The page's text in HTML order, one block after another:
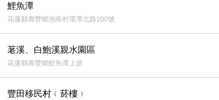
鯉魚潭
花蓮縣壽豐鄉池南村環潭北路100號
荖溪、白鮑溪親水園區
花蓮縣壽豐鄉鯉魚潭上游
豐田移民村﹙菸樓﹚